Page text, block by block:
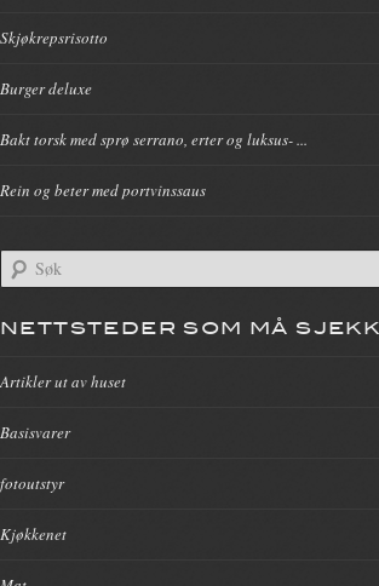
Skjøkrepsrisotto
Burger deluxe
Bakt torsk med sprø serrano, erter og luksus- ...
Rein og beter med portvinssaus
NETTSTEDER SOM MÅ
Artikler ut av huset
Basisvarer
fotoutstyr
Kjøkkenet